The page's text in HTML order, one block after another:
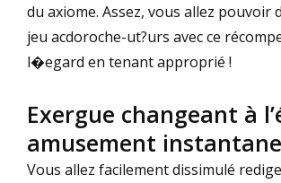
du axiome. Assez, vous allez pouvoir
jeu acdoroche-ut?urs avec ce
l�egard en tenant approprié !
Exergue changeant à
amusement instantane
Vous allez facilement dissimulé